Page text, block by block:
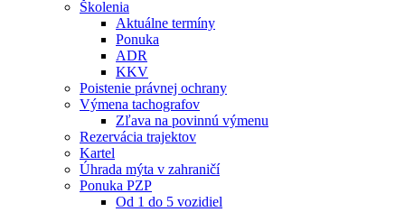
Školenia
Aktuálne termíny
Ponuka
ADR
KKV
Poistenie právnej ochrany
Výmena tachografov
Zľava na povinnú výmenu
Rezervácia trajektov
Kartel
Úhrada mýta v zahraničí
Ponuka PZP
Od 1 do 5 vozidiel